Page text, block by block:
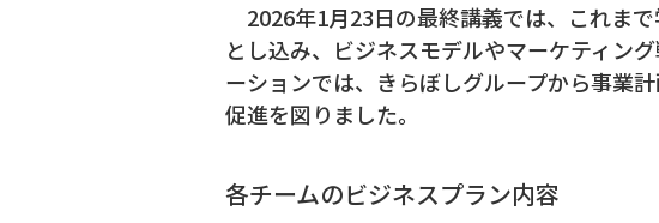
2026年1月23日の最終講義では、これま
とし込み、ビジネスモデルやマーケティン
ーションでは、きらぼしグループから事業
促進を図りました。
各チームのビジネスプラン内容